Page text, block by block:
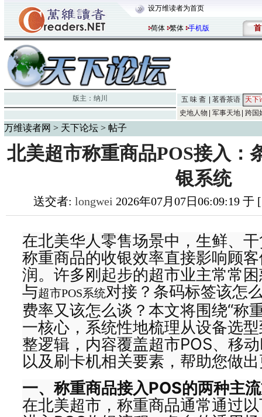
设万维读者为首页
简体 繁体 手机版 首
版主： 纳川 五 味 斋 茗香茶语
天下
史地人物
军事天地 跨国
万维读者网 > 天下论坛 > 帖子
北美超市称重商品POS接入：
银系统
送交者: longwei 2026年07月07日06:09:19
在北美华人零售场景中，生鲜、
称重商品的收银效率直接影响顾
润。许多刚起步的超市业主常常
与超市POS系统对接？条码标签该怎
费率又该怎么谈？本文将围绕“称
一核心，系统性地梳理从设备选
整逻辑，内容覆盖超市POS、移
以及刷卡机相关要素，帮助您做
一、称重商品接入POS的两种主
在北美超市，称重商品通常通过